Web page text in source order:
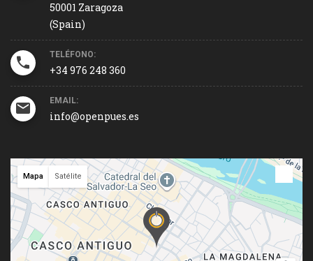
50001 Zaragoza
(Spain)
TELÉFONO:
+34 976 248 360
EMAIL:
info@openpues.es
Mapa Satélite